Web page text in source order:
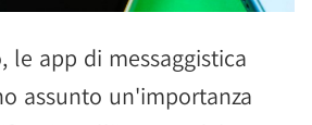
le app di messaggistica
assunto un'importanza